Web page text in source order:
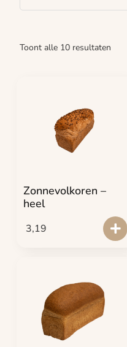
Toont alle 10 resultaten
Zonnevolkoren –
heel
3,19